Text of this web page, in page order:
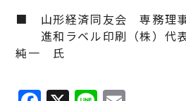
■ 山形経済同友会 専務理
進和ラベル印刷（株）代
純一 氏